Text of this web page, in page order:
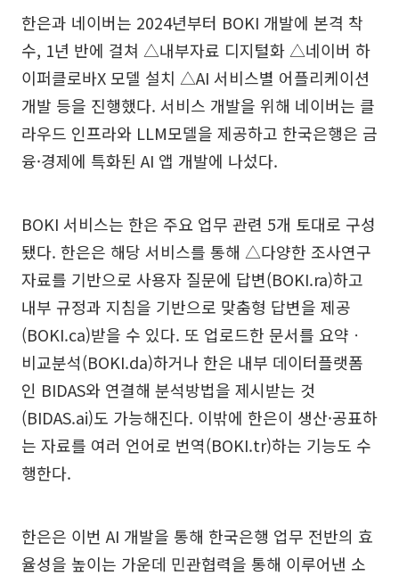
한은과 네이버는 2024년부터 BOKI 개발에 본격 착
수, 1년 반에 걸쳐 △내부자료 디지털화 △네이버 하
이퍼클로바X 모델 설치 △AI 서비스별 어플리케이션
개발 등을 진행했다. 서비스 개발을 위해 네이버는 클
라우드 인프라와 LLM모델을 제공하고 한국은행은 금
융·경제에 특화된 AI 앱 개발에 나섰다.
BOKI 서비스는 한은 주요 업무 관련 5개 토대로 구성
됐다. 한은은 해당 서비스를 통해 △다양한 조사연구
자료를 기반으로 사용자 질문에 답변(BOKI.ra)하고
내부 규정과 지침을 기반으로 맞춤형 답변을 제공
(BOKI.ca)받을 수 있다. 또 업로드한 문서를 요약ㆍ
비교분석(BOKI.da)하거나 한은 내부 데이터플랫폼
인 BIDAS와 연결해 분석방법을 제시받는 것
(BIDAS.ai)도 가능해진다. 이밖에 한은이 생산·공표하
는 자료를 여러 언어로 번역(BOKI.tr)하는 기능도 수
행한다.
한은은 이번 AI 개발을 통해 한국은행 업무 전반의 효
율성을 높이는 가운데 민관협력을 통해 이루어낸 소